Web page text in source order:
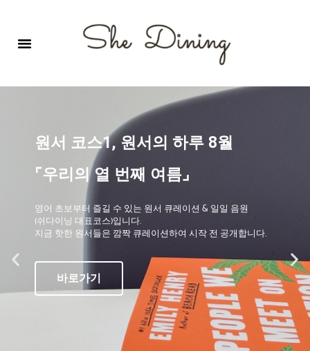
원서 코스1, 원서의 하루 8월
⌜우리의 열 번째 여름⌟
영어 초보부터 즐길 수 있는 원서 큐레이션 & 일일 음원
(쉬다이닝 대표코스)입니다.
지금 핫한 원서들은 깜짝 큐레이션하여 시작 전 공개합니다.
바로가기